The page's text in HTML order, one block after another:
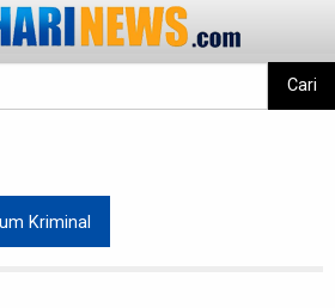
Cari
Kriminal